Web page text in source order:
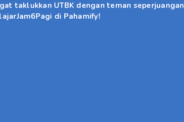
taklukkan UTBK dengan teman seperjuangan
di Pahamify!